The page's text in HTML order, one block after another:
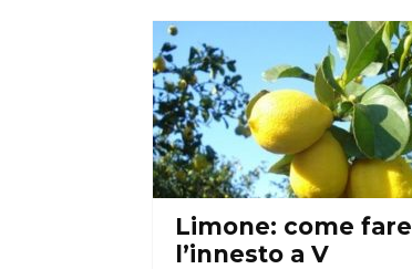
Limone: come fare
l’innesto a V